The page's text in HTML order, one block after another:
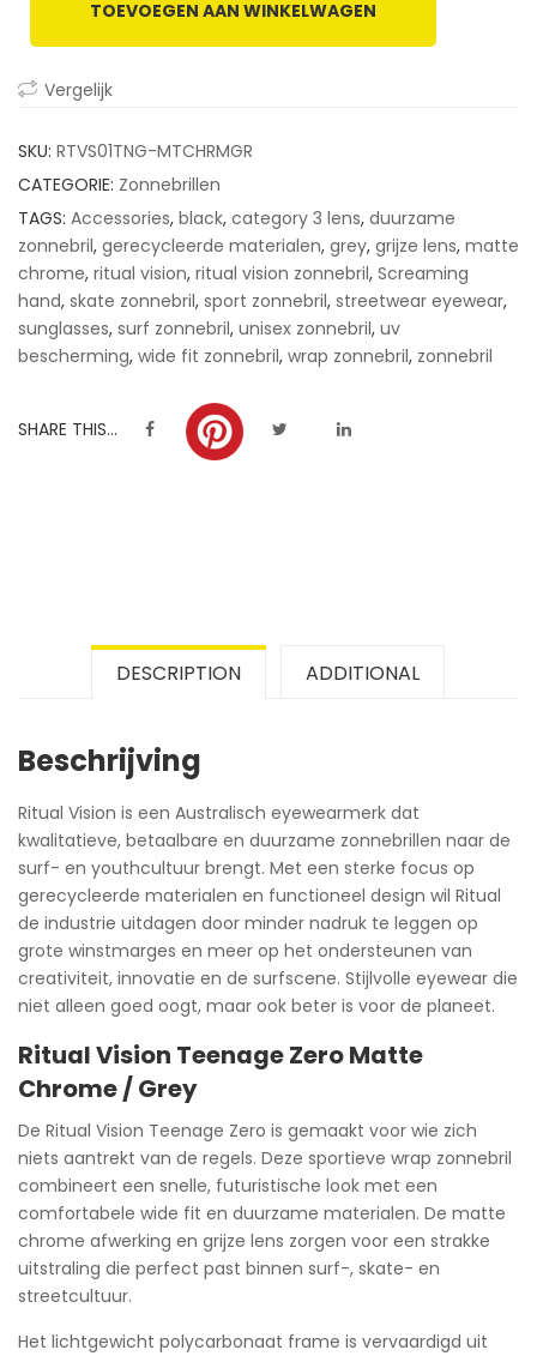
customer
ratings
TOEVOEGEN AAN WINKELWAGEN
Vergelijk
SKU: RTVS01TNG-MTCHRMGR
CATEGORIE: Zonnebrillen
TAGS: Accessories, black, category 3 lens, duurzame
zonnebril, gerecycleerde materialen, grey, grijze lens, matte
chrome, ritual vision, ritual vision zonnebril, Screaming
hand, skate zonnebril, sport zonnebril, streetwear eyewear,
sunglasses, surf zonnebril, unisex zonnebril, uv
bescherming, wide fit zonnebril, wrap zonnebril, zonnebril
SHARE THIS...
DESCRIPTION ADDITIONAL
Beschrijving
Ritual Vision is een Australisch eyewearmerk dat
kwalitatieve, betaalbare en duurzame zonnebrillen naar de
surf- en youthcultuur brengt. Met een sterke focus op
gerecycleerde materialen en functioneel design wil Ritual
de industrie uitdagen door minder nadruk te leggen op
grote winstmarges en meer op het ondersteunen van
creativiteit, innovatie en de surfscene. Stijlvolle eyewear die
niet alleen goed oogt, maar ook beter is voor de planeet.
Ritual Vision Teenage Zero Matte
Chrome / Grey
De Ritual Vision Teenage Zero is gemaakt voor wie zich
niets aantrekt van de regels. Deze sportieve wrap zonnebril
combineert een snelle, futuristische look met een
comfortabele wide fit en duurzame materialen. De matte
chrome afwerking en grijze lens zorgen voor een strakke
uitstraling die perfect past binnen surf-, skate- en
streetcultuur.
Het lichtgewicht polycarbonaat frame is vervaardigd uit